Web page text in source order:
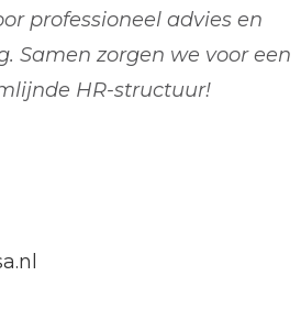
professioneel advies en
Samen zorgen we voor een
HR-structuur!